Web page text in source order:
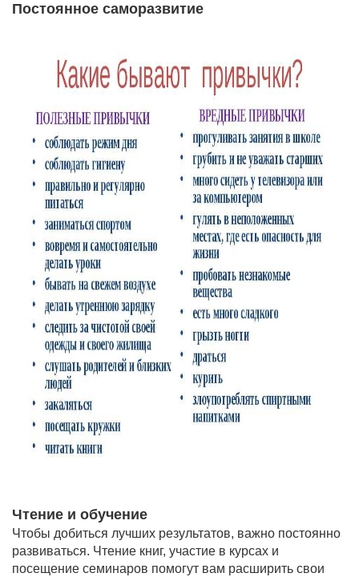
Постоянное саморазвитие
Чтение и обучение
Чтобы добиться лучших результатов, важно постоянно
развиваться. Чтение книг, участие в курсах и
посещение семинаров помогут вам расширить свои